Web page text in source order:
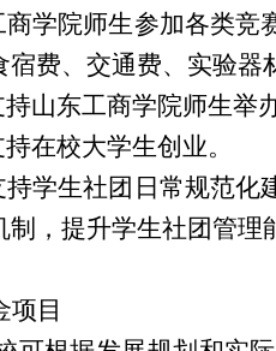
学院师生参加各类
费、交通费、实验器
山东工商学院师生举
在校大学生创业。
学生社团日常规范
，提升学生社团管
项目